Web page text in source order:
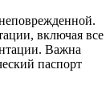
включая все
Важна
паспорт